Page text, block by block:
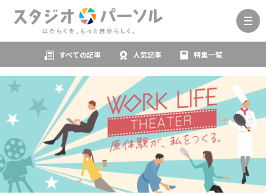
すべての記事 人気記事 特集一覧